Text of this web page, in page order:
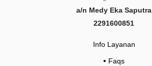
a/n Medy Eka Saputra
2291600851
Info Layanan
• Faqs